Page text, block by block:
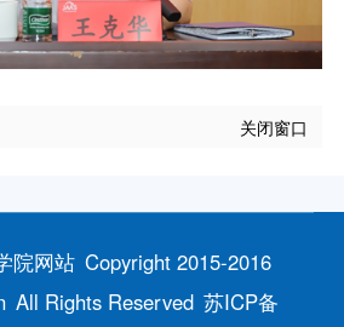
关闭窗口
院网站 Copyright 2015-2016
All Rights Reserved 苏ICP备